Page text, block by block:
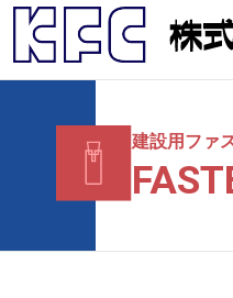
建設用ファ